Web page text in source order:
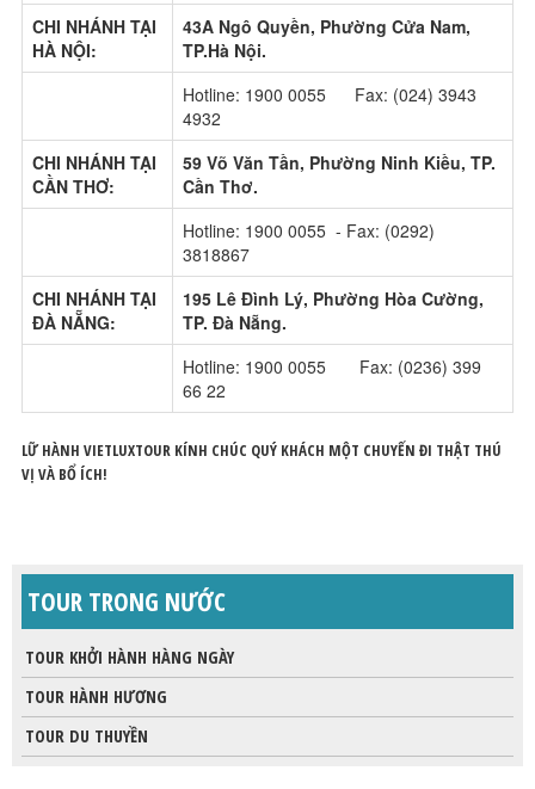
CHI NHÁNH TẠI
HÀ NỘI:
43A Ngô Quyền, Phường Cửa Nam,
TP.Hà Nội.
Hotline: 1900 0055 Fax: (024) 3943
4932
CHI NHÁNH TẠI
CẦN THƠ:
59 Võ Văn Tần, Phường Ninh Kiều, TP.
Cần Thơ.
Hotline: 1900 0055 - Fax: (0292)
3818867
CHI NHÁNH TẠI
ĐÀ NẴNG:
195 Lê Đình Lý, Phường Hòa Cường,
TP. Đà Nẵng.
Hotline: 1900 0055 Fax: (0236) 399
66 22
LỮ HÀNH VIETLUXTOUR KÍNH CHÚC QUÝ KHÁCH MỘT CHUYẾN ĐI THẬT THÚ
VỊ VÀ BỔ ÍCH!
TOUR TRONG NƯỚC
TOUR KHỞI HÀNH HÀNG NGÀY
TOUR HÀNH HƯƠNG
TOUR DU THUYỀN